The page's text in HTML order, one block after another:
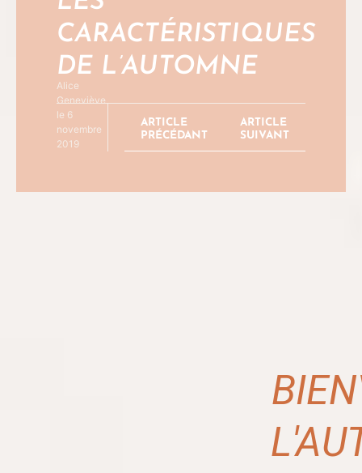
CARACTÉRISTIQUES
DE L’AUTOMNE
Alice
Geneviève
le 6
novembre
2019
ARTICLE
PRÉCÉDANT
ARTICLE
SUIVANT